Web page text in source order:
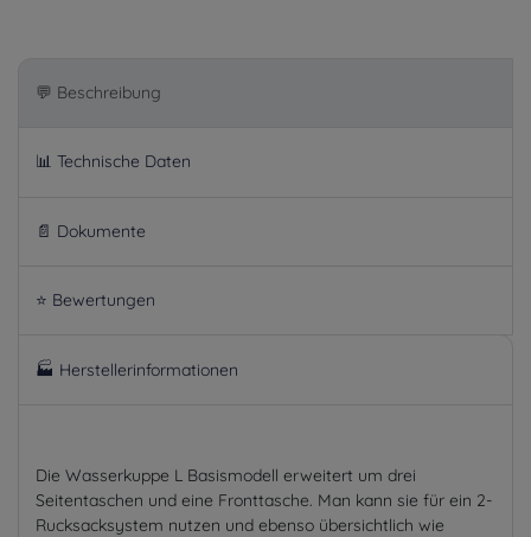
💬 Beschreibung
📊 Technische Daten
📄 Dokumente
⭐ Bewertungen
🏭 Herstellerinformationen
Die Wasserkuppe L Basismodell erweitert um drei
Seitentaschen und eine Fronttasche. Man kann sie für ein 2-
Rucksacksystem nutzen und ebenso übersichtlich wie